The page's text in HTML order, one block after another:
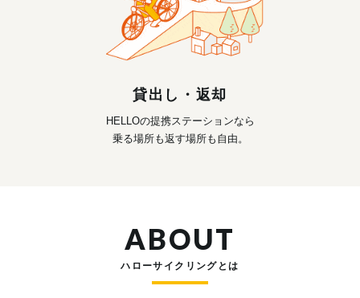
貸出し・返却
HELLOの提携ステーションなら
乗る場所も返す場所も自由。
ABOUT
ハローサイクリングとは